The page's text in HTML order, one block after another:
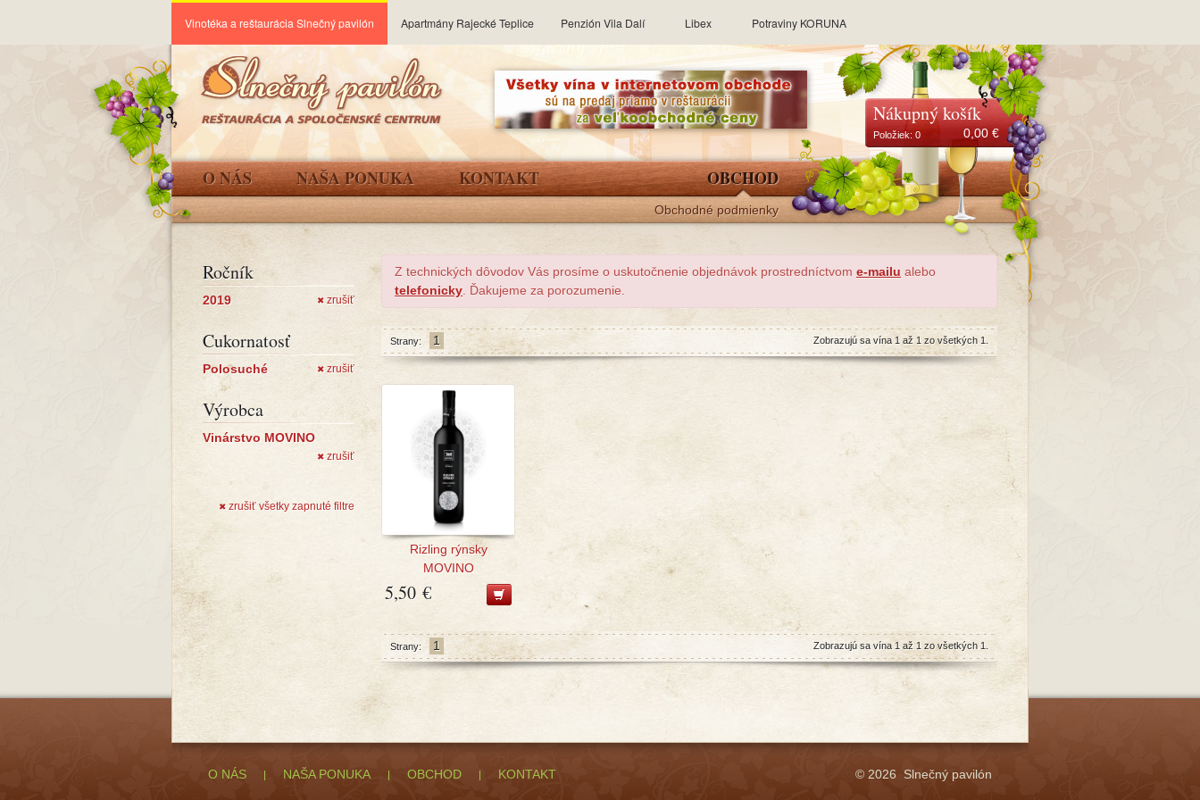
Vinotéka a reštaurácia Slnečný pavilón Apartmány Rajecké Teplice Penzión Vila Dalí Libex Potraviny KORUNA
Nákupný košík
Položiek: 0 0,00 €
O NÁS NAŠA PONUKA KONTAKT OBCHOD
Obchodné podmienky
Ročník
2019 ✖ zrušiť
Cukornatosť
Polosuché ✖ zrušiť
Výrobca
Vinárstvo MOVINO
✖ zrušiť
✖ zrušiť všetky zapnuté filtre
Z technických dôvodov Vás prosíme o uskutočnenie objednávok prostredníctvom e-mailu alebo
telefonicky . Ďakujeme za porozumenie.
Zobrazujú sa vína 1 až 1 zo všetkých 1.
Strany: 1
Rizling rýnsky
MOVINO
5,50 €
Zobrazujú sa vína 1 až 1 zo všetkých 1.
Strany: 1
O NÁS NAŠA PONUKA OBCHOD KONTAKT © 2026 Slnečný pavilón